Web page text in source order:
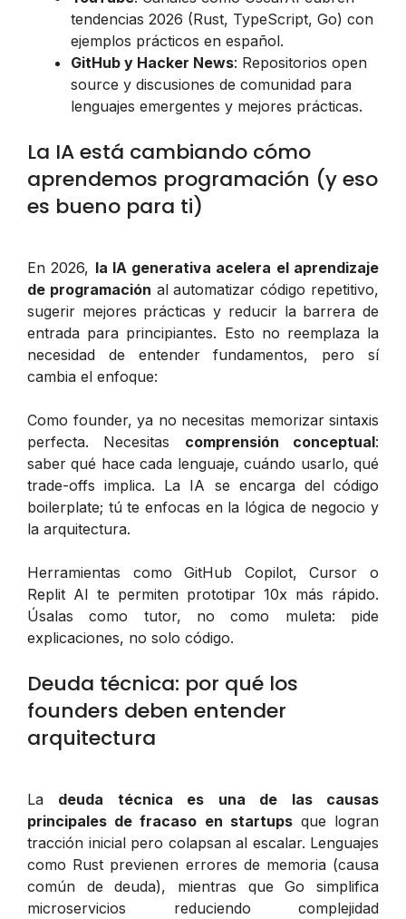
tendencias 2026 (Rust, TypeScript, Go) con
ejemplos prácticos en español.
GitHub y Hacker News: Repositorios open
source y discusiones de comunidad para
lenguajes emergentes y mejores prácticas.
La IA está cambiando cómo
aprendemos programación (y eso
es bueno para ti)
En 2026, la IA generativa acelera el aprendizaje
de programación al automatizar código repetitivo,
sugerir mejores prácticas y reducir la barrera de
entrada para principiantes. Esto no reemplaza la
necesidad de entender fundamentos, pero sí
cambia el enfoque:
Como founder, ya no necesitas memorizar sintaxis
perfecta. Necesitas comprensión conceptual:
saber qué hace cada lenguaje, cuándo usarlo, qué
trade-offs implica. La IA se encarga del código
boilerplate; tú te enfocas en la lógica de negocio y
la arquitectura.
Herramientas como GitHub Copilot, Cursor o
Replit AI te permiten prototipar 10x más rápido.
Úsalas como tutor, no como muleta: pide
explicaciones, no solo código.
Deuda técnica: por qué los
founders deben entender
arquitectura
La deuda técnica es una de las causas
principales de fracaso en startupsque logran
tracción inicial pero colapsan al escalar. Lenguajes
como Rust previenen errores de memoria (causa
común de deuda), mientras que Go simplifica
microservicios reduciendo complejidad